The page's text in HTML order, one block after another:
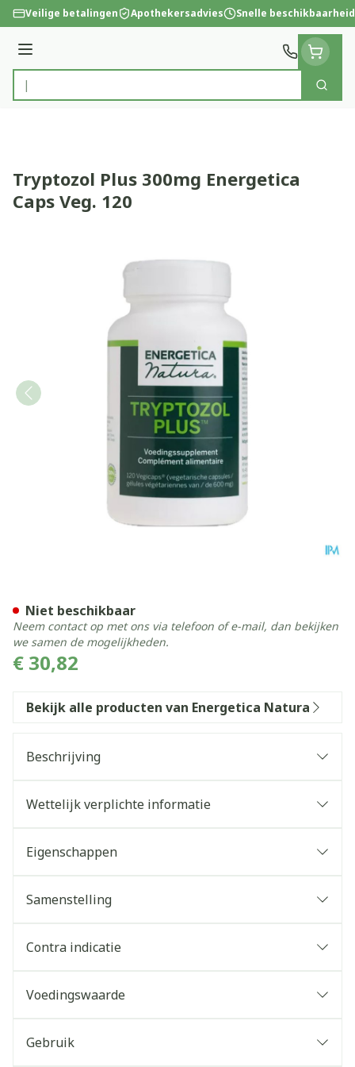
Ga naar de inhoud
Veilige betalingen Apothekersadvies Snelle beschikbaarheid
Menu
Product, merk, categorie...
Zoek
Tryptozol Plus 300mg Energetica
Caps Veg. 120
€ 30,82
Niet beschikbaar
Neem contact op met ons via telefoon of e-mail, dan bekijken
we samen de mogelijkheden.
Bekijk alle producten van Energetica Natura
Beschrijving
Wettelijk verplichte informatie
Eigenschappen
Samenstelling
Contra indicatie
Voedingswaarde
Gebruik